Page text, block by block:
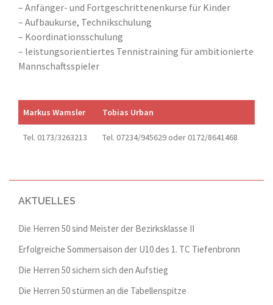
– Anfänger- und Fortgeschrittenenkurse für Kinder
– Aufbaukurse, Technikschulung
– Koordinationsschulung
– leistungsorientiertes Tennistraining für ambitionierte
Mannschaftsspieler
Markus Wamsler Tobias Urban
Tel. 0173/3263213 Tel. 07234/945629 oder 0172/8641468
AKTUELLES
Die Herren 50 sind Meister der Bezirksklasse II
Erfolgreiche Sommersaison der U10 des 1. TC Tiefenbronn
Die Herren 50 sichern sich den Aufstieg
Die Herren 50 stürmen an die Tabellenspitze